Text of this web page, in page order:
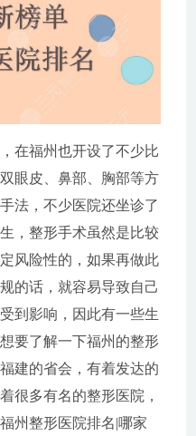
在福州也开设了不少比
眼皮、鼻部、胸部等方
法，不少医院还坐诊了
，整形手术虽然是比较
风险性的，如果再做此
的话，就容易导致自己
到影响，因此有一些生
要了解一下福州的整形
建的省会，有着发达的
很多有名的整形医院，
州整形医院排名|哪家